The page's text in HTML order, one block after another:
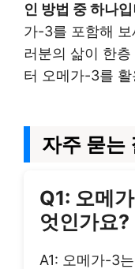
인 방법 중 하나
가-3를 포함해
러분의 삶이 한
터 오메가-3를
자주 묻는
Q1: 오메
엇인가요?
A1: 오메가-3